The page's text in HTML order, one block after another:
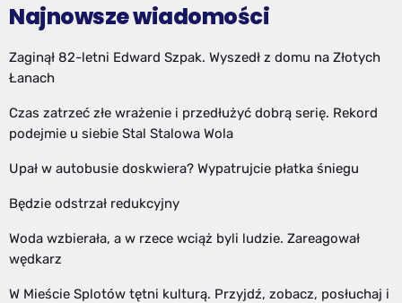
Najnowsze wiadomości
Zaginął 82-letni Edward Szpak. Wyszedł z domu na Złotych
Łanach
Czas zatrzeć złe wrażenie i przedłużyć dobrą serię. Rekord
podejmie u siebie Stal Stalowa Wola
Upał w autobusie doskwiera? Wypatrujcie płatka śniegu
Będzie odstrzał redukcyjny
Woda wzbierała, a w rzece wciąż byli ludzie. Zareagował
wędkarz
W Mieście Splotów tętni kulturą. Przyjdź, zobacz, posłuchaj i